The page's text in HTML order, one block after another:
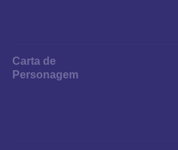
Carta de
Personagem